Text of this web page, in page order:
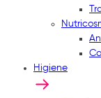
Higiene